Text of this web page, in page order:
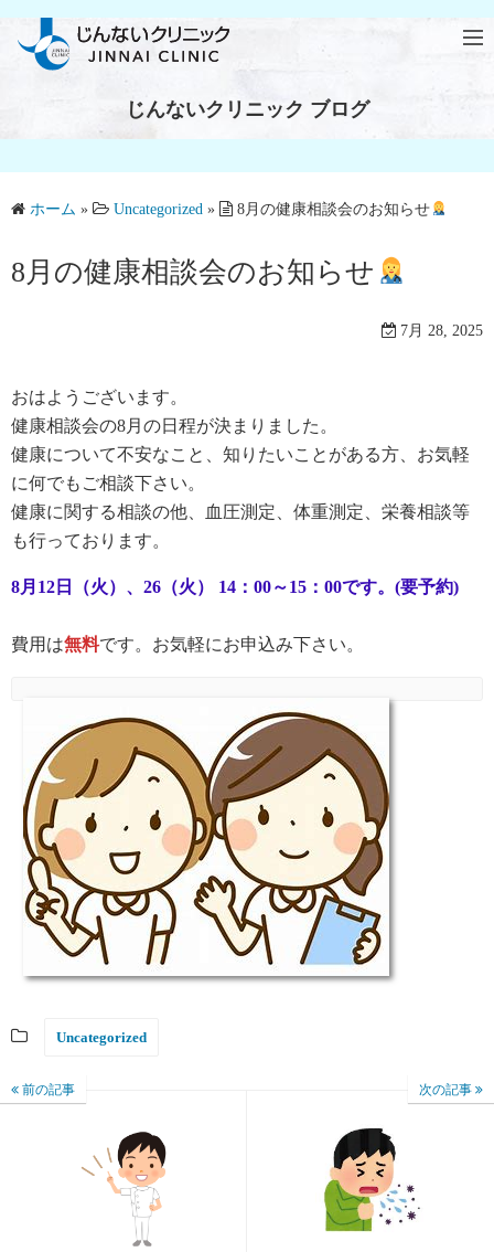
じんないクリニック ブログ
ホーム » Uncategorized » 8月の健康相談会のお知らせ
8月の健康相談会のお知らせ
7月 28, 2025
おはようございます。
健康相談会の8月の日程が決まりました。
健康について不安なこと、知りたいことがある方、お気軽
に何でもご相談下さい。
健康に関する相談の他、血圧測定、体重測定、栄養相談等
も行っております。
8月12日（火）、26（火） 14：00～15：00です。(要予約)
費用は無料です。お気軽にお申込み下さい。
Uncategorized
前の記事 次の記事